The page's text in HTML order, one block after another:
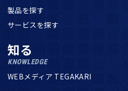
製品を探す
サービスを探す
知る
KNOWLEDGE
WEBメディア TEGAKARI